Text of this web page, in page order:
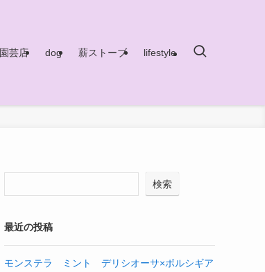
園芸店 dog 薪ストーブ lifestyle
検索
最近の投稿
モンステラ ミント デリシオーサ×ボルシギア